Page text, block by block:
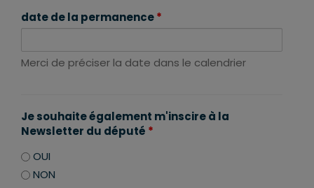
date de la permanence*
Merci de préciser la date dans le calendrier
Je souhaite également m'inscire à la
Newsletter du député *
OUI
NON